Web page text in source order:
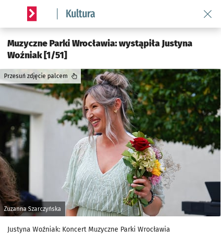
Serwis informacyjny wroclaw.pl podserwis: Kultura
Muzyczne Parki Wrocławia: wystąpiła Justyna
Woźniak [1/51]
Zuzanna Szarczyńska
Przesuń zdjęcie palcem
Justyna Woźniak: Koncert Muzyczne Parki Wrocławia